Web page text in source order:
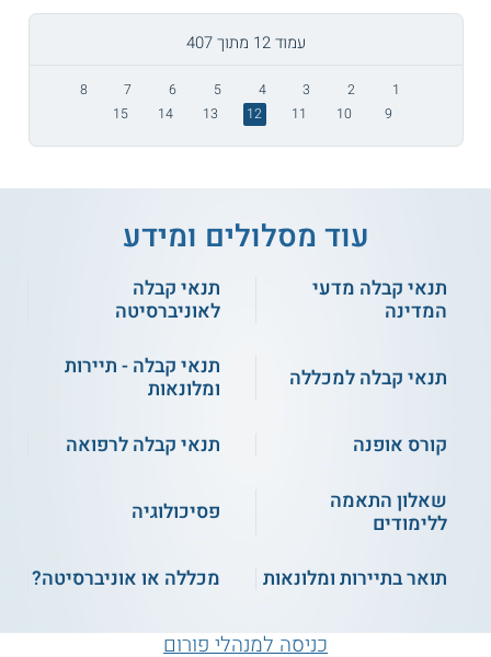
עמוד 12 מתוך 407
1
2
3
4
5
6
7
8
9
10
11
12
13
14
15
עוד מסלולים ומידע
תנאי קבלה מדעי
המדינה
תנאי קבלה
לאוניברסיטה
תנאי קבלה למכללה
תנאי קבלה - תיירות
ומלונאות
קורס אופנה
תנאי קבלה לרפואה
שאלון התאמה
ללימודים
פסיכולוגיה
תואר בתיירות ומלונאות מכללה או אוניברסיטה?
כניסה למנהלי פורום